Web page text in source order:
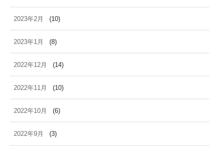
2023年2月 (10)
2023年1月 (8)
2022年12月 (14)
2022年11月 (10)
2022年10月 (6)
2022年9月 (3)